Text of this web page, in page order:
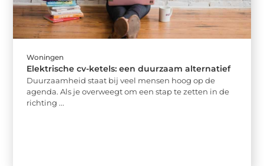
Woningen
Elektrische cv-ketels: een duurzaam alternatief
Duurzaamheid staat bij veel mensen hoog op de
agenda. Als je overweegt om een stap te zetten in de
richting ...